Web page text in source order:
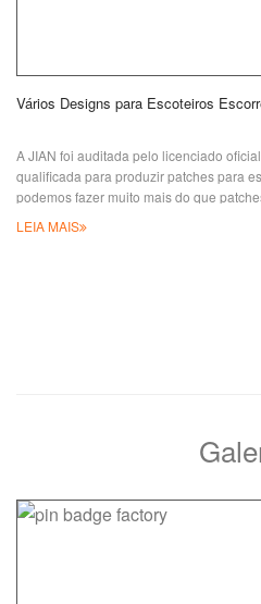
Vários Designs para Escoteiros
A JIAN foi auditada pelo licenciado
qualificada para produzir patches para
podemos fazer muito mais do que
das coisas que podemos fazer por você.
LEIA MAIS